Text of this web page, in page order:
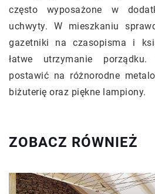
często wyposażone w
uchwyty. W mieszkaniu
gazetniki na czasopisma i
łatwe utrzymanie
postawić na różnorodne
biżuterię oraz piękne lampiony.
ZOBACZ RÓWNIEŻ